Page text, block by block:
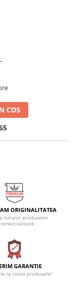
COS
ORIGINALITATEA
tuturor produselor
GARANTIE
la toate produsele!